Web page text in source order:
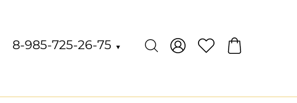
8-985-725-26-75 ▼